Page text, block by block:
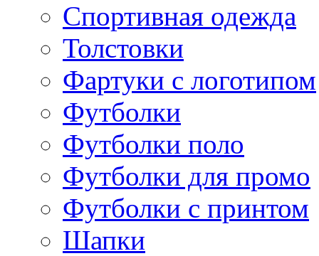
Спортивная одежда
Толстовки
Фартуки с логотипом
Футболки
Футболки поло
Футболки для промо
Футболки с принтом
Шапки